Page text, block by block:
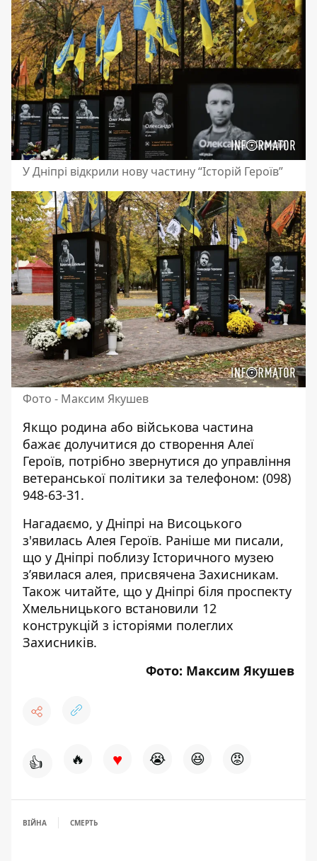
У Дніпрі відкрили нову частину “Історій Героїв”
Фото - Максим Якушев
Якщо родина або військова частина
бажає долучитися до створення Алеї
Героїв, потрібно звернутися до управління
ветеранської політики за телефоном: (098)
948-63-31.
Нагадаємо, у Дніпрі на Висоцького
з'явилась Алея Героїв. Раніше ми писали,
що у Дніпрі поблизу Історичного музею
з’явилася алея, присвячена Захисникам.
Також читайте, що у Дніпрі біля проспекту
Хмельницького встановили 12
конструкцій з історіями полеглих
Захисників.
Фото: Максим Якушев
👍 🔥 ♥ 😭 😆 😡
ВІЙНА СМЕРТЬ